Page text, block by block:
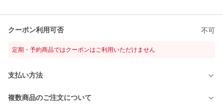
クーポン利用可否 不可
定期・予約商品ではクーポンはご利用いただけません
支払い方法
複数商品のご注文について